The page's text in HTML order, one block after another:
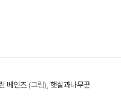
베인즈 (그림), 햇살과나무꾼